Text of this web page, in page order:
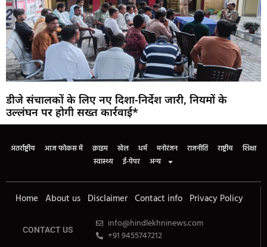
डीजे संचालकों के लिए नए दिशा-निर्देश जारी, नियमों के
उल्लंघन पर होगी सख्त कार्रवाई*
अंतर्राष्ट्रीय आज फोकस में क्राइम खेल धर्म मनोरंजन राजनीति राष्ट्रीय
शिक्षा
स्वास्थ्य
ई-पेपर अन्य
Home About us Disclaimer Contact info Privacy Policy
CONTACT US
info@hindlekhninews.com
+91 9455747212